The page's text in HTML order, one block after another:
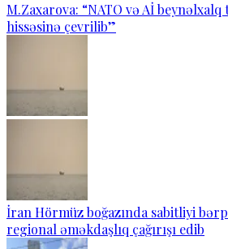
M.Zaxarova: “NATO və Aİ
hissəsinə çevrilib”
İran Hörmüz boğazında sabitliyi
regional əməkdaşlıq çağırışı edib